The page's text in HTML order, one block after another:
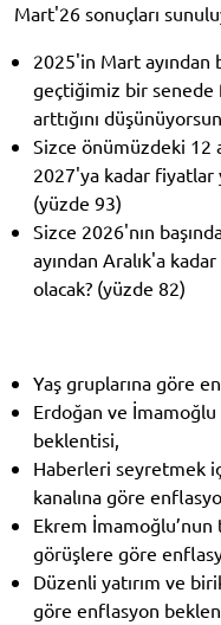
Mart'26 sonuçları
2025'in Mart ayından
geçtiğimiz bir senede
arttığını
Sizce önümüzdeki 12
2027'ya kadar fiyatlar
(yüzde 93)
Sizce 2026'nın
ayından Aralık'a
olacak? (yüzde 82)
Yaş gruplarına göre
Erdoğan ve
beklentisi,
Haberleri seyretmek
kanalına göre
Ekrem
görüşlere göre
Düzenli yatırım ve
göre enflasyon